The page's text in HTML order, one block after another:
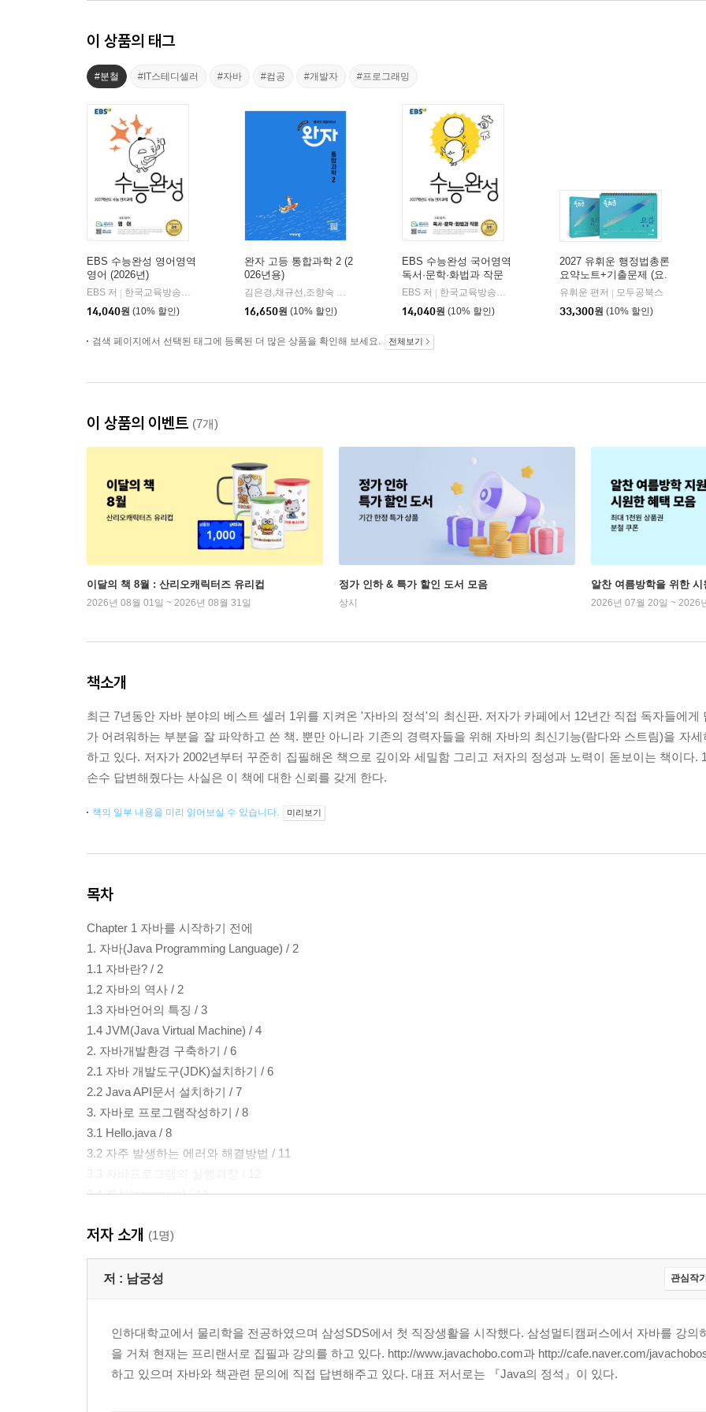
이 상품의 태그
#분철 #IT스테디셀러 #자바 #컴공 #개발자 #프로그래밍
EBS 수능완성 영어영역
영어 (2026년)
EBS 저
한국교육방송공사
14,040원 (10% 할인)
완자 고등 통합과학 2 (2
026년용)
김은경,채규선,조향숙 등저
16,650원 (10% 할인)
EBS 수능완성 국어영역
독서·문학·화법과 작문
(2026년)
EBS 저
한국교육방송공사
14,040원 (10% 할인)
2027 유휘운 행정법총론
요약노트+기출문제 (요.
플.)
유휘운 편저
모두공북스
33,300원 (10% 할인)
검색 페이지에서 선택된 태그에 등록된 더 많은 상품을 확인해 보세요. 전체보기
이 상품의 이벤트 (7개)
이달의 책 8월 : 산리오캐릭터즈 유리컵
2026년 08월 01일 ~ 2026년 08월 31일
정가 인하 & 특가 할인 도서 모음
상시
알찬 여름방학을 위한 시
2026년 07월 20일 ~ 2026
책소개
최근 7년동안 자바 분야의 베스트 셀러 1위를 지켜온 '자바의 정석'의 최신판. 저자가 카페에서 12년간 직접 독자들에게
가 어려워하는 부분을 잘 파악하고 쓴 책. 뿐만 아니라 기존의 경력자들을 위해 자바의 최신기능(람다와 스트림)을 자
하고 있다. 저자가 2002년부터 꾸준히 집필해온 책으로 깊이와 세밀함 그리고 저자의 정성과 노력이 돋보이는 책이다.
손수 답변해줬다는 사실은 이 책에 대한 신뢰를 갖게 한다.
책의 일부 내용을 미리 읽어보실 수 있습니다. 미리보기
목차
Chapter 1 자바를 시작하기 전에
1. 자바(Java Programming Language) / 2
1.1 자바란? / 2
1.2 자바의 역사 / 2
1.3 자바언어의 특징 / 3
1.4 JVM(Java Virtual Machine) / 4
2. 자바개발환경 구축하기 / 6
2.1 자바 개발도구(JDK)설치하기 / 6
2.2 Java API문서 설치하기 / 7
3. 자바로 프로그램작성하기 / 8
3.1 Hello.java / 8
3.2 자주 발생하는 에러와 해결방법 / 11
3.4 주석(comment) / 13
Chapter 2 변수(Variable)
1. 변수와 상수 / 20
1.3 변수의 명명규칙 /25
2. 변수의 타입 / 27
2.1 기본형(primitive type) / 28
저자 소개 (1명)
저 : 남궁성 관심작
인하대학교에서 물리학을 전공하였으며 삼성SDS에서 첫 직장생활을 시작했다. 삼성멀티캠퍼스에서 자바를 강의
을 거쳐 현재는 프리랜서로 집필과 강의를 하고 있다. http://www.javachobo.com과 http://cafe.naver.com/
하고 있으며 자바와 책관련 문의에 직접 답변해주고 있다. 대표 저서로는 『Java의 정석』이 있다.